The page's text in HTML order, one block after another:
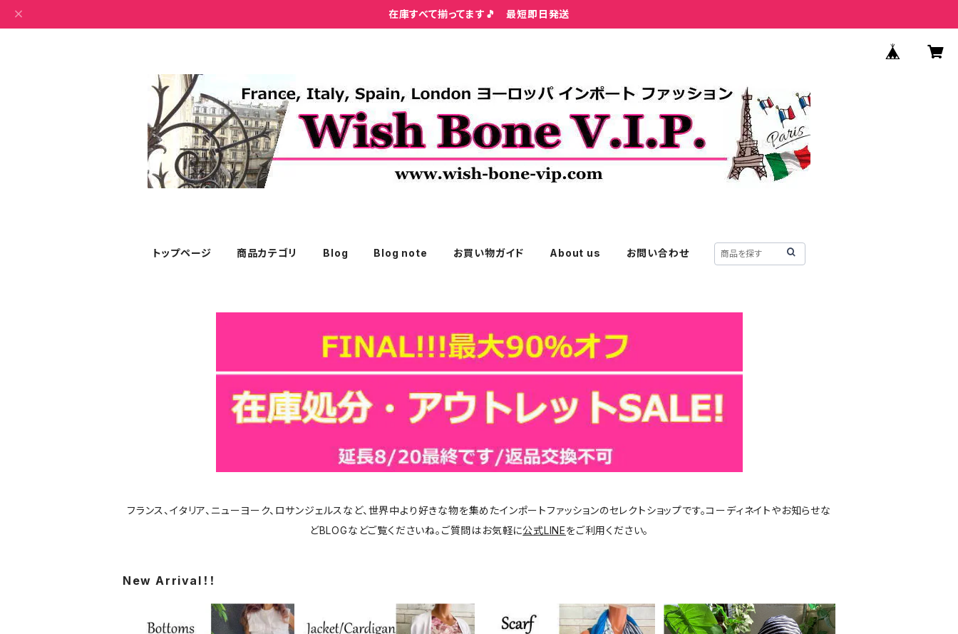
在庫すべて揃ってます🎵 最短即日発送
トップページ 商品カテゴリ Blog Blog note お買い物ガイド About us お問い合わせ
フランス、イタリア、ニューヨーク、ロサンジェルスなど、世界中より好きな物を集めたインポートファッションのセレクトショップです。コーディネイトやお知らせな
どBLOGなどご覧くださいね。ご質問はお気軽に公式LINEをご利用ください。
New Arrival！！